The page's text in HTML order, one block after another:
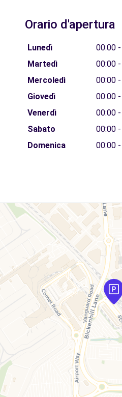
Orario d'apertura
Lunedì
00:00
Martedì
00:00
Mercoledì
00:00
Giovedì
00:00
Venerdì
00:00
Sabato
00:00
Domenica
00:00